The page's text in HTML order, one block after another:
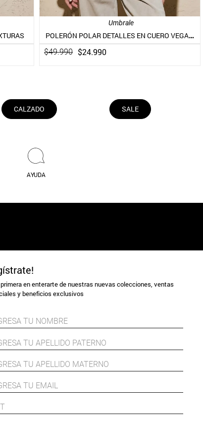
Umbrale
POLERÓN POLAR DETALLES EN CUERO VEGANO
$49.990 $24.990
CALZADO SALE
AYUDA
en enterarte de nuestras nuevas colecciones, ventas
y beneficios exclusivos